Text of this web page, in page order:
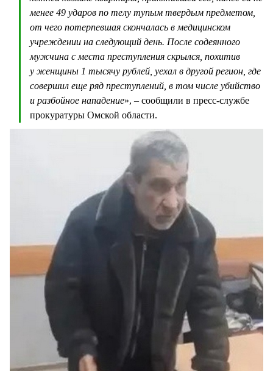
менее 49 ударов по телу тупым твердым предметом,
от чего потерпевшая скончалась в медицинском
учреждении на следующий день. После содеянного
мужчина с места преступления скрылся, похитив
у женщины 1 тысячу рублей, уехал в другой регион, где
совершил еще ряд преступлений, в том числе убийство
и разбойное нападение», – сообщили в пресс-службе
прокуратуры Омской области.